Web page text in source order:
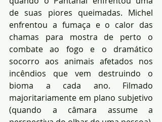
de suas piores queimadas. Michel
enfrentou a fumaça e o calor das
chamas para mostra de perto o
combate ao fogo e o dramático
socorro aos animais afetados nos
incêndios que vem destruindo o
bioma a cada ano. Filmado
majoritariamente em plano subjetivo
(quando a câmara assume a